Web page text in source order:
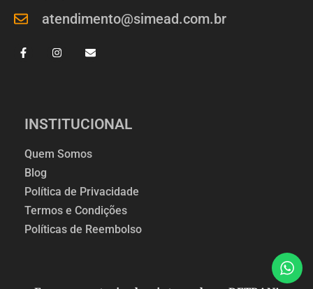
INSTITUCIONAL
Quem Somos
Blog
Política de Privacidade
Termos e Condições
Políticas de Reembolso
atendimento@simead.com.br